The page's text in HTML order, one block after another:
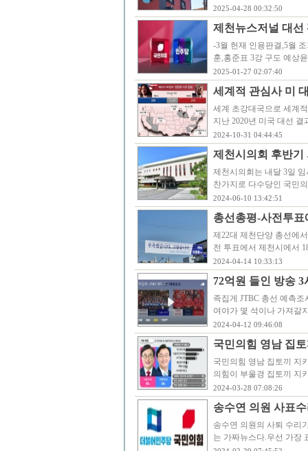
2025-04-28 00:32:50
제천뉴스저널 대
-3월 헌재 인용판결,5월
훈,홍준표 3강 구도 예상
2025-01-27 02:07:40
세계적 관심사 미
세계 초강대국으로 세계
지난 2020년 미국 대선
2024-10-31 04:44:45
제천시의회 후반
제천시의회는 내달 3일
찬가지로 다수당인 국민
2024-06-10 13:42:51
총선총평-사전투
제22대 제천단양 총선에
전 투표에서 제천시에서
2024-04-14 10:33:13
72억원 들인 방송
족집게 JTBC 총선 예측
여야가 몇 석이나 가져갈
2024-04-12 09:46:08
국민의힘 영남 집
국민의힘 영남 집토끼 지
의힘이 부울경 집토끼 지
2024-03-28 07:08:26
송수연 의원 사표
송수연 의원의 사퇴 수리
는 가짜뉴스다.우선 가장